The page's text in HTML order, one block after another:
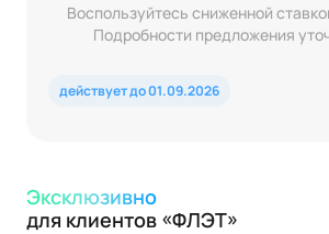
Воспользуйтесь сниженной
Подробности предложения
действует до 01.09.2026
Эксклюзивно
для клиентов «ФЛЭТ»